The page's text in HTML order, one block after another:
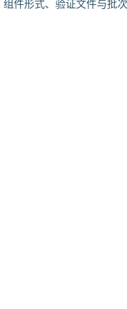
件形式、验证文件与批